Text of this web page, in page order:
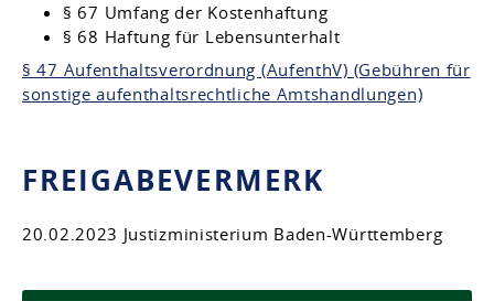
§ 67 Umfang der Kostenhaftung
§ 68 Haftung für Lebensunterhalt
§ 47 Aufenthaltsverordnung (AufenthV) (Gebühren für
sonstige aufenthaltsrechtliche Amtshandlungen)
FREIGABEVERMERK
20.02.2023 Justizministerium Baden-Württemberg